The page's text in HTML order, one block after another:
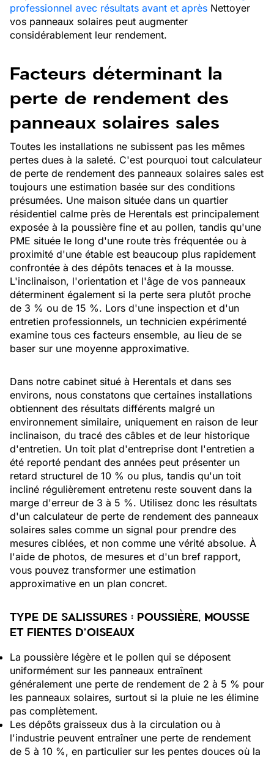
professionnel avec résultats avant et après Nettoyer
vos panneaux solaires peut augmenter
considérablement leur rendement.
Facteurs déterminant la
perte de rendement des
panneaux solaires sales
Toutes les installations ne subissent pas les mêmes
pertes dues à la saleté. C'est pourquoi tout calculateur
de perte de rendement des panneaux solaires sales est
toujours une estimation basée sur des conditions
présumées. Une maison située dans un quartier
résidentiel calme près de Herentals est principalement
exposée à la poussière fine et au pollen, tandis qu'une
PME située le long d'une route très fréquentée ou à
proximité d'une étable est beaucoup plus rapidement
confrontée à des dépôts tenaces et à la mousse.
L'inclinaison, l'orientation et l'âge de vos panneaux
déterminent également si la perte sera plutôt proche
de 3 % ou de 15 %. Lors d'une inspection et d'un
entretien professionnels, un technicien expérimenté
examine tous ces facteurs ensemble, au lieu de se
baser sur une moyenne approximative.
Dans notre cabinet situé à Herentals et dans ses
environs, nous constatons que certaines installations
obtiennent des résultats différents malgré un
environnement similaire, uniquement en raison de leur
inclinaison, du tracé des câbles et de leur historique
d'entretien. Un toit plat d'entreprise dont l'entretien a
été reporté pendant des années peut présenter un
retard structurel de 10 % ou plus, tandis qu'un toit
incliné régulièrement entretenu reste souvent dans la
marge d'erreur de 3 à 5 %. Utilisez donc les résultats
d'un calculateur de perte de rendement des panneaux
solaires sales comme un signal pour prendre des
mesures ciblées, et non comme une vérité absolue. À
l'aide de photos, de mesures et d'un bref rapport,
vous pouvez transformer une estimation
approximative en un plan concret.
TYPE DE SALISSURES : POUSSIÈRE, MOUSSE
ET FIENTES D'OISEAUX
La poussière légère et le pollen qui se déposent
uniformément sur les panneaux entraînent
généralement une perte de rendement de 2 à 5 % pour
les panneaux solaires, surtout si la pluie ne les élimine
pas complètement.
Les dépôts graisseux dus à la circulation ou à
l'industrie peuvent entraîner une perte de rendement
de 5 à 10 %, en particulier sur les pentes douces où la